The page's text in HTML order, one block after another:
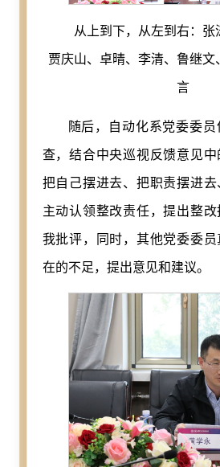
从上到下，从左到右：张
贾庆山、卓晴、李清、鲁继文
言
随后，自动化系党委委
查，结合中央巡视反馈意见
把自己摆进去、把职责摆进去
主动认领整改责任，提出整
我批评，同时，其他党委委
在的不足，提出意见和建议。